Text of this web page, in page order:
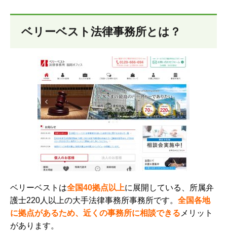
ベリーベスト法律事務所とは？
ベリーベストは全国40拠点以上に展開している、所属弁
護士220人以上の大手法律事務所事務所です。 全国各地
に拠点があるため、近くの事務所に相談できる メリット
があります。